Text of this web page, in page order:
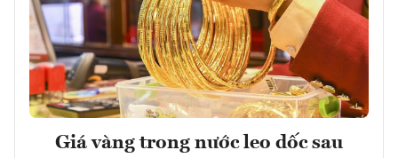
Giá vàng trong nước leo dốc sau